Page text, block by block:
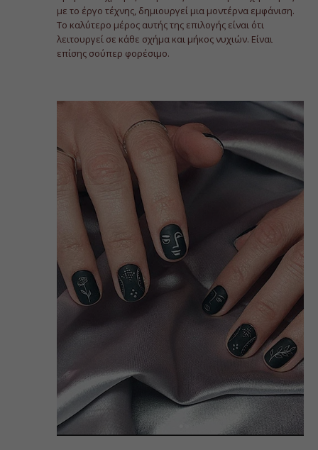
με το έργο τέχνης, δημιουργεί μια μοντέρνα εμφάνιση.
Το καλύτερο μέρος αυτής της επιλογής είναι ότι
λειτουργεί σε κάθε σχήμα και μήκος νυχιών. Είναι
επίσης σούπερ φορέσιμο.